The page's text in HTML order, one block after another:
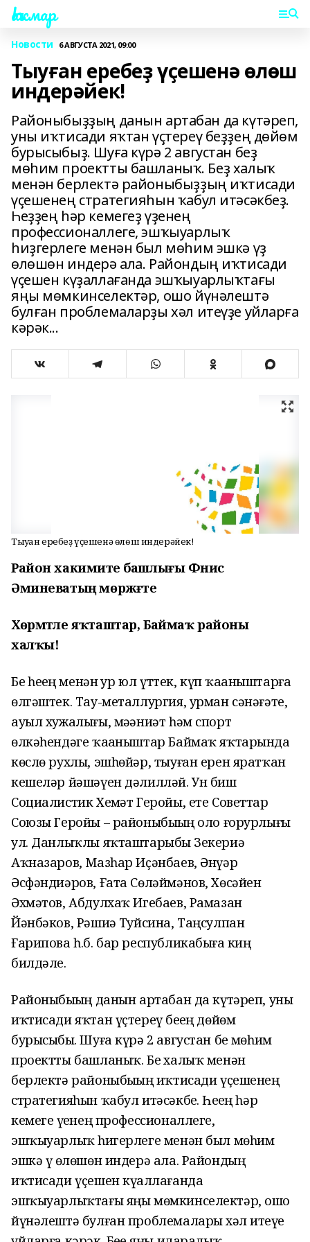
Һаҡмар
Новости 6 АВГУСТА 2021, 09:00
Тыуған еребеҙ үҫешенә өлөш
индерәйек!
Районыбыҙҙың данын артабан да күтәреп,
уны иҡтисади яҡтан үҫтереү беҙҙең дөйөм
бурысыбыҙ. Шуға күрә 2 августан беҙ
мөһим проектты башланыҡ. Беҙ халыҡ
менән берлектә районыбыҙҙың иҡтисади
үҫешенең стратегияһын ҡабул итәсәкбеҙ.
Һеҙҙең һәр кемегеҙ үҙенең
профессионаллеге, эшҡыуарлыҡ
һиҙгерлеге менән был мөһим эшкә үҙ
өлөшөн индерә ала. Райондың иҡтисади
үҫешен күҙаллағанда эшҡыуарлыҡтағы
яңы мөмкинселектәр, ошо йүнәлештә
булған проблемаларҙы хәл итеүҙе уйларға
кәрәк...
Тыуған еребеҙ үҫешенә өлөш индерәйек!
Район хакимиәте башлығы Фәнис
Әминеватың мөрәжәғәте
Хөрмәтле яҡташтар, Баймаҡ районы
халҡы!
Беҙ һеҙҙең менән ҙур юл үттек, күп ҡаҙаныштарға
өлгәштек. Тау-металлургия, урман сәнәғәте,
ауыл хужалығы, мәҙәниәт һәм спорт
өлкәһендәге ҡаҙаныштар Баймаҡ яҡтарында
көслө рухлы, эшһөйәр, тыуған ерен яратҡан
кешеләр йәшәүен дәлилләй. Ун биш
Социалистик Хеҙмәт Геройы, ете Советтар
Союзы Геройы – районыбыҙҙың оло ғорурлығы
ул. Данлыҡлы яҡташтарыбыҙ Зекериә
Аҡназаров, Мазһар Иҫәнбаев, Әнүәр
Әсфәндиәров, Ғата Сөләймәнов, Хөсәйен
Әхмәтов, Абдулхаҡ Игебаев, Рамазан
Йәнбәков, Рәшиҙә Туйсина, Таңсулпан
Ғарипова һ.б. бар республикабыҙға киң
билдәле.
Районыбыҙҙың данын артабан да күтәреп, уны
иҡтисади яҡтан үҫтереү беҙҙең дөйөм
бурысыбыҙ. Шуға күрә 2 августан беҙ мөһим
проектты башланыҡ. Беҙ халыҡ менән
берлектә районыбыҙҙың иҡтисади үҫешенең
стратегияһын ҡабул итәсәкбеҙ. Һеҙҙең һәр
кемегеҙ үҙенең профессионаллеге,
эшҡыуарлыҡ һиҙгерлеге менән был мөһим
эшкә үҙ өлөшөн индерә ала. Райондың
иҡтисади үҫешен күҙаллағанда
эшҡыуарлыҡтағы яңы мөмкинселектәр, ошо
йүнәлештә булған проблемаларҙы хәл итеүҙе